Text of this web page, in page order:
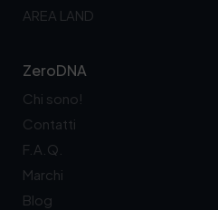
AREA LAND
ZeroDNA
Chi sono!
Contatti
F.A.Q.
Marchi
Blog